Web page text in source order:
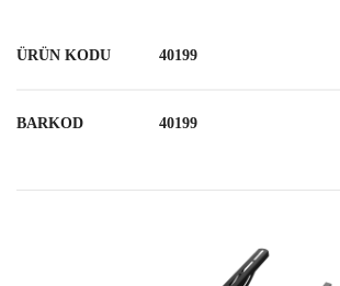
ÜRÜN KODU 40199
BARKOD 40199